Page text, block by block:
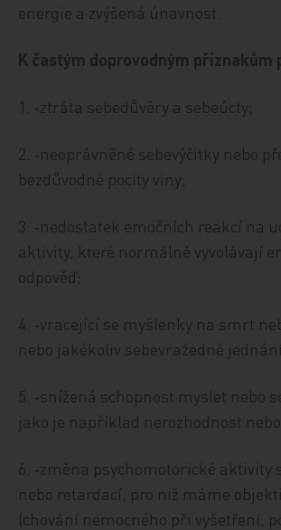
energie a zvýšená únavnost.
K častým doprovodným příznakům
1. ‑ztráta sebedůvěry a sebeúcty;
2. ‑neoprávněné sebevýčitky nebo
bezdůvodné pocity viny;
3. ‑nedostatek emočních reakcí na
aktivity, které normálně vyvolávají
odpověď;
4. ‑vracející se myšlenky na smrt
nebo jakékoliv sebevražedné
5. ‑snížená schopnost myslet nebo
jako je například nerozhodnost
6. ‑změna psychomotorické aktivity
nebo retardací, pro niž máme
(chování nemocného při vyšetření,